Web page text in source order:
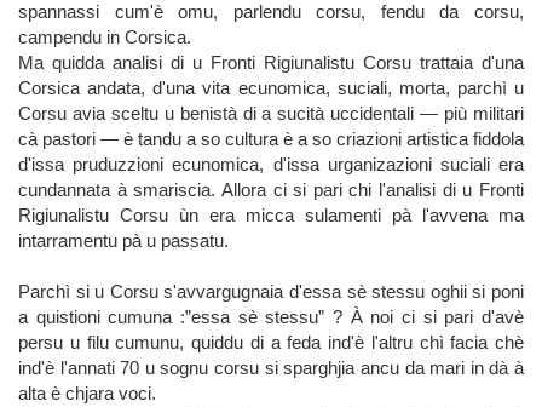
spannassi cum'è omu, parlendu corsu, fendu da corsu,
campendu in Corsica.
Ma quidda analisi di u Fronti Rigiunalistu Corsu trattaia d'una
Corsica andata, d'una vita ecunomica, suciali, morta, parchì u
Corsu avia sceltu u benistà di a sucità uccidentali — più militari
cà pastori — è tandu a so cultura è a so criazioni artistica fiddola
d'issa pruduzzioni ecunomica, d'issa urganizazioni suciali era
cundannata à smariscia. Allora ci si pari chi l'analisi di u Fronti
Rigiunalistu Corsu ùn era micca sulamenti pà l'avvena ma
intarramentu pà u passatu.
Parchì si u Corsu s'avvargugnaia d'essa sè stessu oghii si poni
a quistioni cumuna :”essa sè stessu” ? À noi ci si pari d'avè
persu u filu cumunu, quiddu di a feda ind'è l'altru chì facia chè
ind'è l'annati 70 u sognu corsu si sparghjia ancu da mari in dà à
alta è chjara voci.